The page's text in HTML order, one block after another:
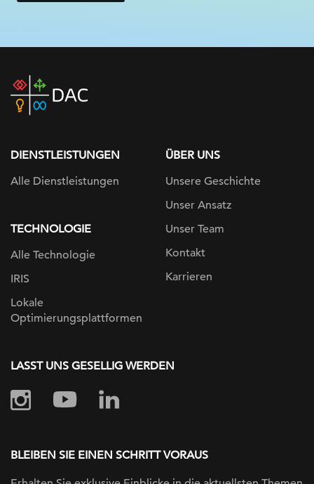
DAC
home
DIENSTLEISTUNGEN
Alle Dienstleistungen
TECHNOLOGIE
Alle Technologie
IRIS
Lokale
Optimierungsplattformen
ÜBER UNS
Unsere Geschichte
Unser Ansatz
Unser Team
Kontakt
Karrieren
LASST UNS GESELLIG WERDEN
BLEIBEN SIE EINEN SCHRITT VORAUS